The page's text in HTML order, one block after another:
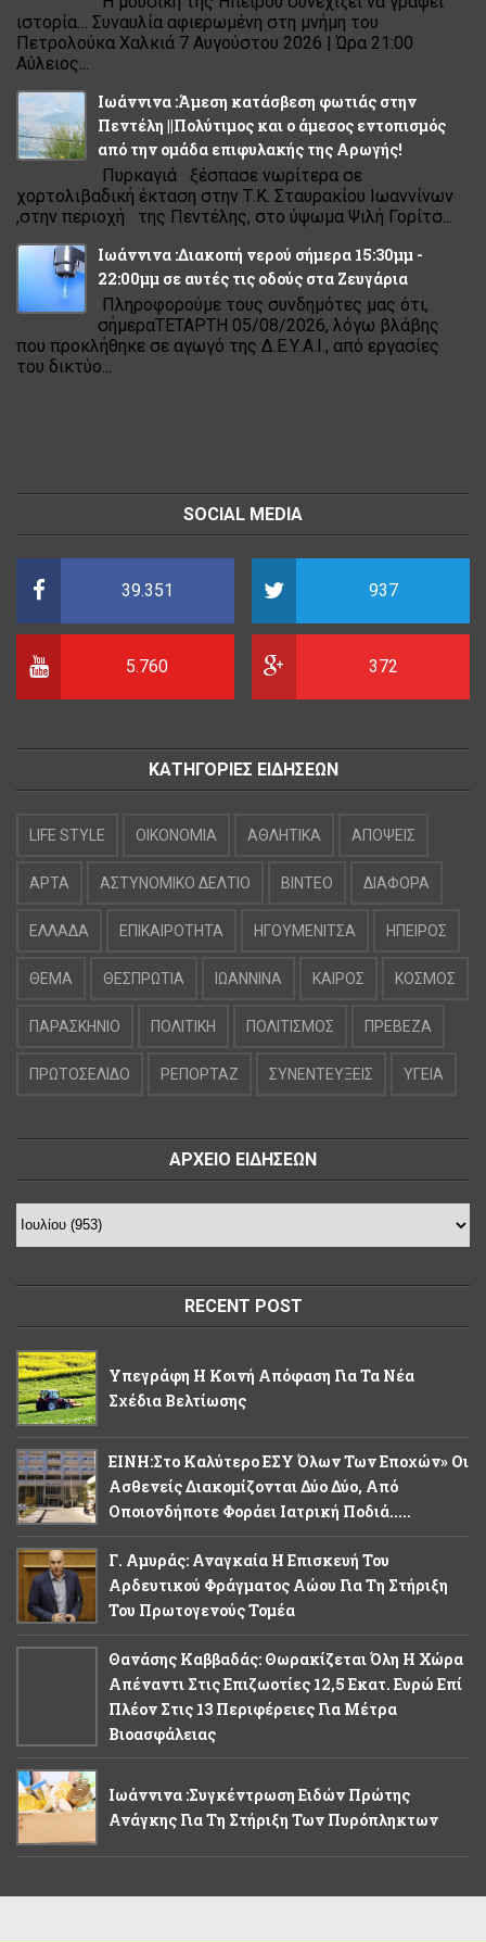
ιστορία… Συναυλία αφιερωμένη στη μνήμη του
Πετρολούκα Χαλκιά 7 Αυγούστου 2026 | Ώρα 21:00
Αύλειος...
Ιωάννινα :Άμεση κατάσβεση φωτιάς στην
Πεντέλη ||Πολύτιμος και ο άμεσος εντοπισμός
από την ομάδα επιφυλακής της Αρωγής!
Πυρκαγιά ξέσπασε νωρίτερα σε
χορτολιβαδική έκταση στην Τ.Κ. Σταυρακίου Ιωαννίνων
,στην περιοχή της Πεντέλης, στο ύψωμα Ψιλή Γορίτσ...
Ιωάννινα :Διακοπή νερού σήμερα 15:30μμ -
22:00μμ σε αυτές τις οδούς στα Ζευγάρια
Πληροφορούμε τους συνδημότες μας ότι,
σήμεραΤΕΤΑΡΤΗ 05/08/2026, λόγω βλάβης
που προκλήθηκε σε αγωγό της Δ.Ε.Υ.Α.Ι., από εργασίες
του δικτύο...
SOCIAL MEDIA
39.351 937
5.760 372
ΚΑΤΗΓΟΡΙΕΣ ΕΙΔΗΣΕΩΝ
LIFE STYLE OIKONOMIA ΑΘΛΗΤΙΚΑ ΑΠΟΨΕΙΣ
ΑΡΤΑ ΑΣΤΥΝΟΜΙΚΟ ΔΕΛΤΙΟ ΒΙΝΤΕΟ ΔΙΑΦΟΡΑ
ΕΛΛΑΔΑ ΕΠΙΚΑΙΡΟΤΗΤΑ ΗΓΟΥΜΕΝΙΤΣΑ ΗΠΕΙΡΟΣ
ΘΕΜΑ ΘΕΣΠΡΩΤΙΑ ΙΩΑΝΝΙΝΑ ΚΑΙΡΟΣ ΚΟΣΜΟΣ
ΠΑΡΑΣΚΗΝΙΟ ΠΟΛΙΤΙΚΗ ΠΟΛΙΤΙΣΜΟΣ ΠΡΕΒΕΖΑ
ΠΡΩΤΟΣΕΛΙΔΟ ΡΕΠΟΡΤΑΖ ΣΥΝΕΝΤΕΥΞΕΙΣ ΥΓΕΙΑ
ΑΡΧΕΙΟ ΕΙΔΗΣΕΩΝ
RECENT POST
Υπεγράφη Η Κοινή Απόφαση Για Τα Νέα
Σχέδια Βελτίωσης
ΕΙΝΗ:Στο Καλύτερο ΕΣΥ Όλων Των Εποχών» Οι
Ασθενείς Διακομίζονται Δύο Δύο, Από
Οποιονδήποτε Φοράει Ιατρική Ποδιά.....
Γ. Αμυράς: Αναγκαία Η Επισκευή Του
Αρδευτικού Φράγματος Αώου Για Τη Στήριξη
Του Πρωτογενούς Τομέα
Θανάσης Καββαδάς: Θωρακίζεται Όλη Η Χώρα
Απέναντι Στις Επιζωοτίες 12,5 Εκατ. Ευρώ Επί
Πλέον Στις 13 Περιφέρειες Για Μέτρα
Βιοασφάλειας
Ιωάννινα :Συγκέντρωση Ειδών Πρώτης
Ανάγκης Για Τη Στήριξη Των Πυρόπληκτων